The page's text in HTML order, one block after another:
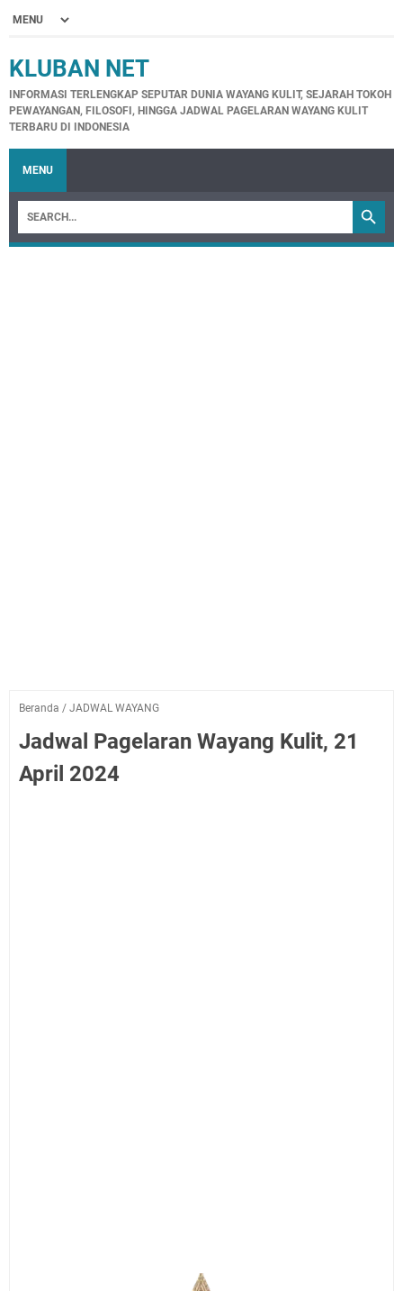
KLUBAN NET
INFORMASI TERLENGKAP SEPUTAR DUNIA WAYANG KULIT, SEJARAH TOKOH
PEWAYANGAN, FILOSOFI, HINGGA JADWAL PAGELARAN WAYANG KULIT
TERBARU DI INDONESIA
MENU
Beranda / JADWAL WAYANG
Jadwal Pagelaran Wayang Kulit, 21
April 2024